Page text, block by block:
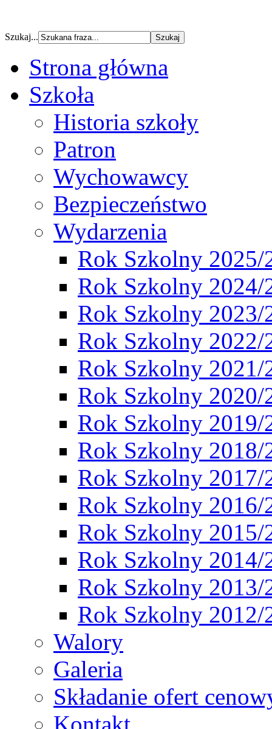
Szukaj...
Strona główna
Szkoła
Historia szkoły
Patron
Wychowawcy
Bezpieczeństwo
Wydarzenia
Rok Szkolny 2025/
Rok Szkolny 2024/
Rok Szkolny 2023/
Rok Szkolny 2022/
Rok Szkolny 2021/
Rok Szkolny 2020/
Rok Szkolny 2019/
Rok Szkolny 2018/
Rok Szkolny 2017/
Rok Szkolny 2016/
Rok Szkolny 2015/
Rok Szkolny 2014/
Rok Szkolny 2013/
Rok Szkolny 2012/
Walory
Galeria
Składanie ofert
Kontakt